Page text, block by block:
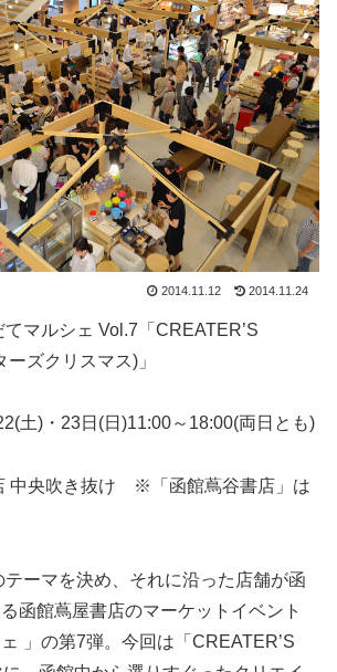
2014.11.12 2014.11.24
マルシェ Vol.7「CREATER’S
ーズクリスマス)」
土)・23日(日)11:00～18:00(両日とも)
中央吹き抜け ※「函館蔦谷書店」は
ーマを決め、それに沿った店舗が函
函館蔦屋書店のマーケットイベント
」の第7弾。今回は「CREATER’S